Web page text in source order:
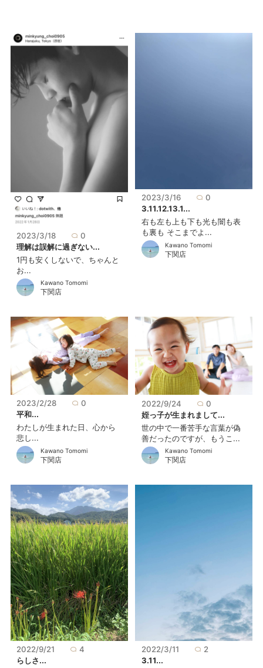
2023/3/18
0
理解は誤解に過ぎない...
1円も安くしないで、ちゃんと
お...
Kawano Tomomi
下関店
2023/3/16
0
3.11.12.13.1...
右も左も上も下も光も闇も表
も裏も そこまでよ...
Kawano Tomomi
下関店
2023/2/28
0
平和...
わたしが生まれた日、心から
悲し...
Kawano Tomomi
下関店
2022/9/24
0
姪っ子が生まれまして...
世の中で一番苦手な言葉が偽
善だったのですが、もうこ...
Kawano Tomomi
下関店
2022/9/21
4
らしさ...
2022/3/11
2
3.11...